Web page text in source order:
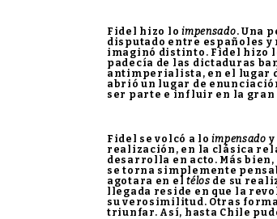
Fidel hizo loimpensado. Una
disputado entre españoles
imaginó distinto. Fidel hizo
padecía de las dictaduras
antimperialista, en el lugar
abrió un lugar de
ser parte e influir en la
Fidel se volcó a loimpensado
realización, en la clásica
desarrolla en acto. Más
se torna simplemente
agotara en eltélos de su
llegada reside en que la
su verosimilitud. Otras
triunfar. Así, hasta Chile